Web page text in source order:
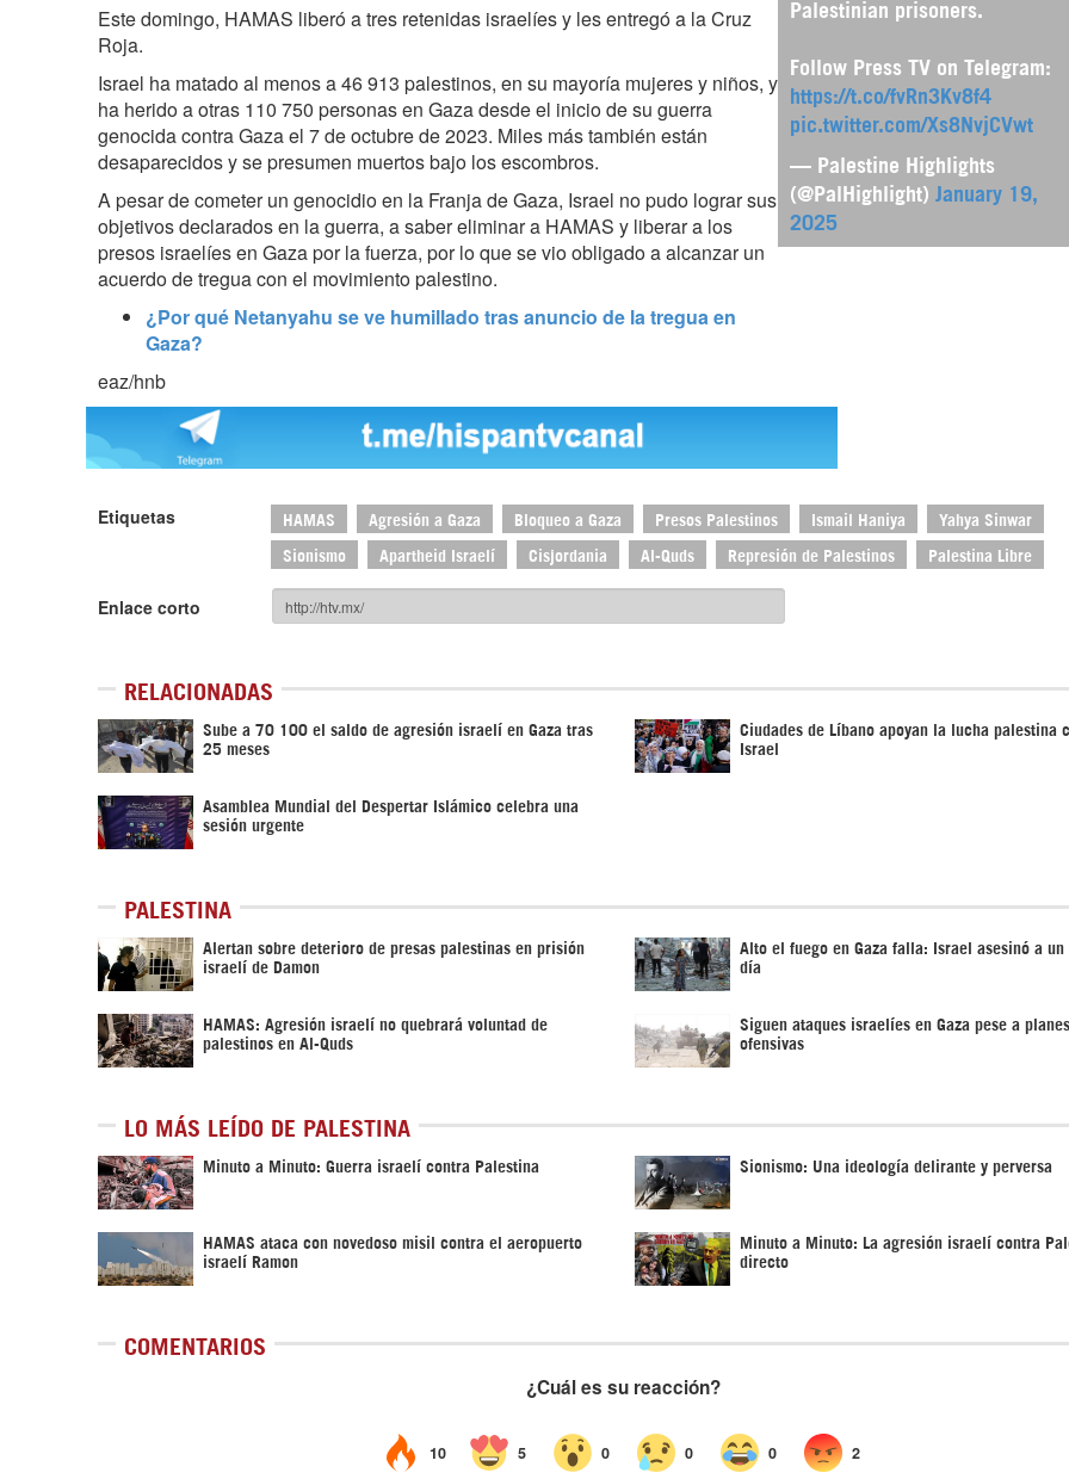
Palestinian prisoners.
Follow Press TV on Telegram:
https://t.co/fvRn3Kv8f4
pic.twitter.com/Xs8NvjCVwt
— Palestine Highlights
(@PalHighlight) January 19,
2025
Este domingo, HAMAS liberó a tres retenidas israelíes y les entregó a la Cruz
Roja.
Israel ha matado al menos a 46 913 palestinos, en su mayoría mujeres y niños, y
ha herido a otras 110 750 personas en Gaza desde el inicio de su guerra
genocida contra Gaza el 7 de octubre de 2023. Miles más también están
desaparecidos y se presumen muertos bajo los escombros.
A pesar de cometer un genocidio en la Franja de Gaza, Israel no pudo lograr sus
objetivos declarados en la guerra, a saber eliminar a HAMAS y liberar a los
presos israelíes en Gaza por la fuerza, por lo que se vio obligado a alcanzar un
acuerdo de tregua con el movimiento palestino.
¿Por qué Netanyahu se ve humillado tras anuncio de la tregua en
Gaza?
eaz/hnb
Etiquetas HAMAS Agresión a Gaza Bloqueo a Gaza Presos Palestinos Ismail Haniya Yahya Sinwar
Sionismo Apartheid Israelí Cisjordania Al-Quds Represión de Palestinos Palestina Libre
Enlace corto
RELACIONADAS
Sube a 70 100 el saldo de agresión israelí en Gaza tras
25 meses
Ciudades de Líbano apoyan la lucha palestina
Israel
Asamblea Mundial del Despertar Islámico celebra una
sesión urgente
PALESTINA
Alertan sobre deterioro de presas palestinas en prisión
israelí de Damon
Alto el fuego en Gaza falla: Israel asesinó a un
día
HAMAS: Agresión israelí no quebrará voluntad de
palestinos en Al-Quds
Siguen ataques israelíes en Gaza pese a
ofensivas
LO MÁS LEÍDO DE PALESTINA
Minuto a Minuto: Guerra israelí contra Palestina Sionismo: Una ideología delirante y perversa
HAMAS ataca con novedoso misil contra el aeropuerto
israelí Ramon
Minuto a Minuto: La agresión israelí contra
directo
COMENTARIOS